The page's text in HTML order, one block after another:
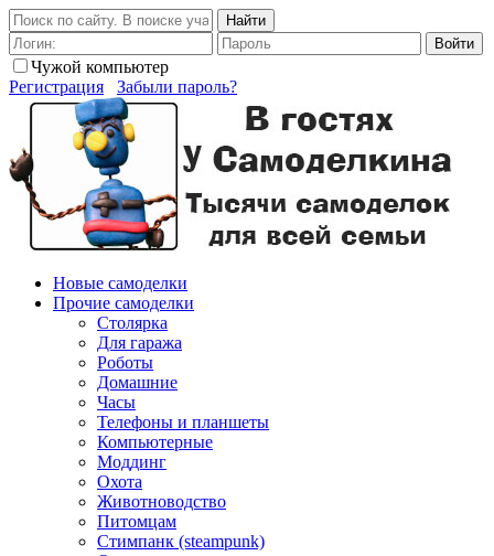
Найти
Войти
Чужой компьютер
Регистрация
Забыли пароль?
Новые самоделки
Прочие самоделки
Столярка
Для гаража
Роботы
Домашние
Часы
Телефоны и планшеты
Компьютерные
Моддинг
Охота
Животноводство
Питомцам
Стимпанк (steampunk)